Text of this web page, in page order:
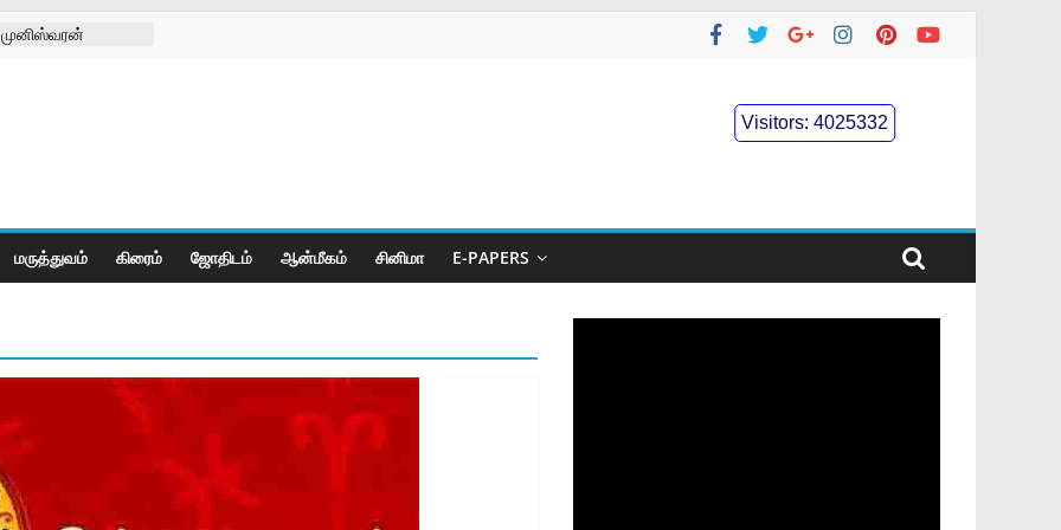
Visitors:4025332
மருத்துவம் கிரைம் ஜோ‌திட‌ம் ஆன்மீகம் சினிமா E-PAPERS